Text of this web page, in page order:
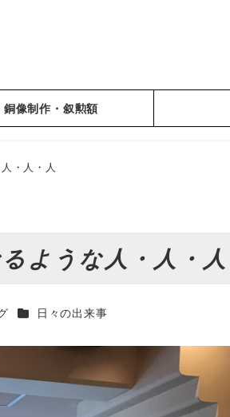
銅像制作・叙勲額
・人・人
ような人・人・人
カテゴリー
日々の出来事